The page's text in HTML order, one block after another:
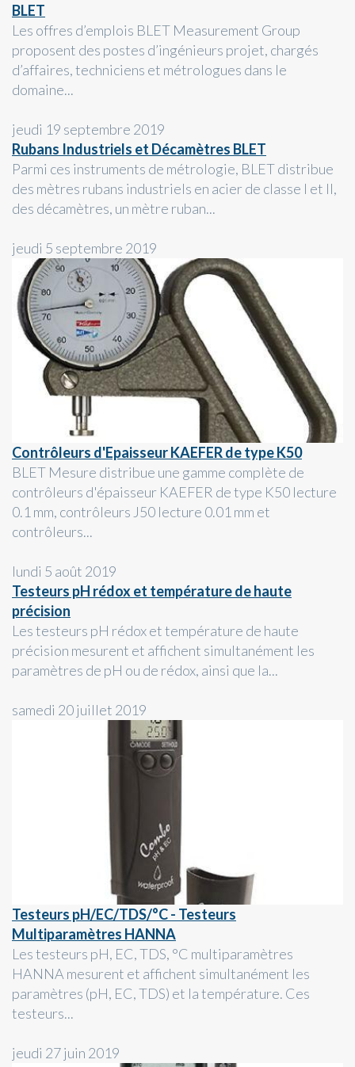
BLET
Les offres d’emplois BLET Measurement Group
proposent des postes d’ingénieurs projet, chargés
d’affaires, techniciens et métrologues dans le
domaine...
jeudi 19 septembre 2019
Rubans Industriels et Décamètres BLET
Parmi ces instruments de métrologie, BLET distribue
des mètres rubans industriels en acier de classe I et II,
des décamètres, un mètre ruban...
jeudi 5 septembre 2019
Contrôleurs d'Epaisseur KAEFER de type K50
BLET Mesure distribue une gamme complète de
contrôleurs d'épaisseur KAEFER de type K50 lecture
0.1 mm, contrôleurs J50 lecture 0.01 mm et
contrôleurs...
lundi 5 août 2019
Testeurs pH rédox et température de haute
précision
Les testeurs pH rédox et température de haute
précision mesurent et affichent simultanément les
paramètres de pH ou de rédox, ainsi que la...
samedi 20 juillet 2019
Testeurs pH/EC/TDS/°C - Testeurs
Multiparamètres HANNA
Les testeurs pH, EC, TDS, °C multiparamètres
HANNA mesurent et affichent simultanément les
paramètres (pH, EC, TDS) et la température. Ces
testeurs...
jeudi 27 juin 2019